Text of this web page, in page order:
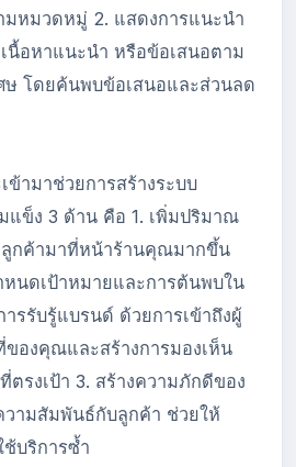
มหมวดหมู่ 2. แสดงการแนะนำ
นื้อหาแนะนำ หรือข้อเสนอตาม
ษ โดยค้นพบข้อเสนอและส่วนลด
ามาช่วยการสร้างระบบ
แข็ง 3 ด้าน คือ 1. เพิ่มปริมาณ
กค้ามาที่หน้าร้านคุณมากขึ้น
นดเป้าหมายและการต้นพบใน
รรับรู้แบรนด์ ด้วยการเข้าถึงผู้
องคุณและสร้างการมองเห็น
รงเป้า 3. สร้างความภักดีของ
วามสัมพันธ์กับลูกค้า ช่วยให้
บริการซ้ำ